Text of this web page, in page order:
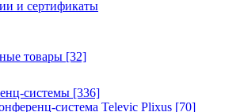
и сертификаты
товары [32]
системы [336]
система Televic Plixus [70]